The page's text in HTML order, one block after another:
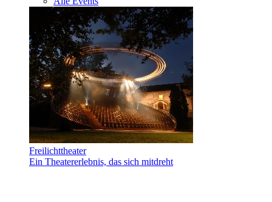
Freilichttheater
Ein Theatererlebnis, das sich mitdreht